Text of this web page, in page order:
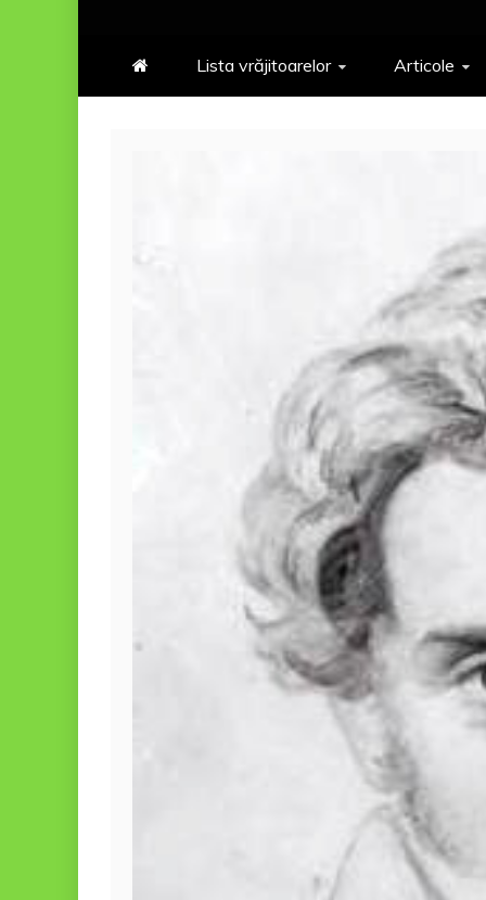
Lista vrăjitoarelor Articole